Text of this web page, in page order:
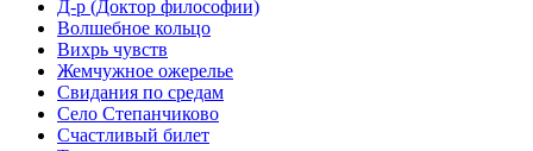
Д-р (Доктор философии)
Волшебное кольцо
Вихрь чувств
Жемчужное ожерелье
Свидания по средам
Село Степанчиково
Счастливый билет